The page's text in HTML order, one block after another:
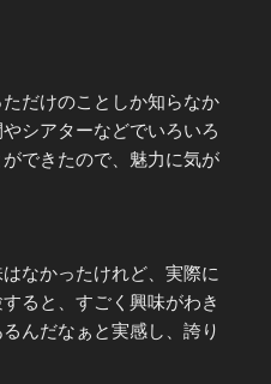
だけのことしか知らなか
シアターなどでいろいろ
できたので、魅力に気が
なかったけれど、実際に
ると、すごく興味がわき
んだなぁと実感し、誇り